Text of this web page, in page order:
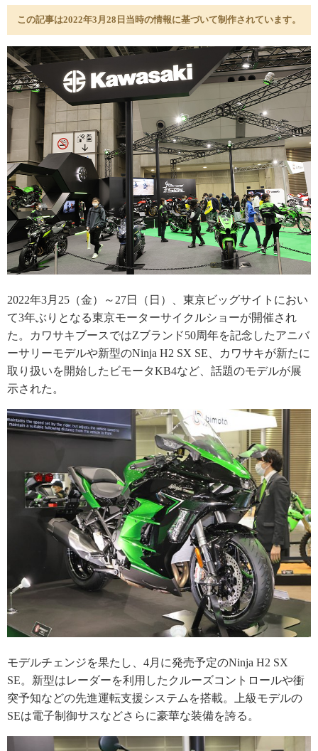
この記事は2022年3月28日当時の情報に基づいて制作されています。
2022年3月25（金）～27日（日）、東京ビッグサイトにおい
て3年ぶりとなる東京モーターサイクルショーが開催され
た。カワサキブースではZブランド50周年を記念したアニバ
ーサリーモデルや新型のNinja H2 SX SE、カワサキが新たに
取り扱いを開始したビモータKB4など、話題のモデルが展
示された。
モデルチェンジを果たし、4月に発売予定のNinja H2 SX
SE。新型はレーダーを利用したクルーズコントロールや衝
突予知などの先進運転支援システムを搭載。上級モデルの
SEは電子制御サスなどさらに豪華な装備を誇る。